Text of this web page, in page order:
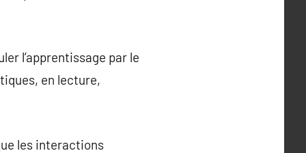
l’apprentissage par le
en lecture,
les interactions